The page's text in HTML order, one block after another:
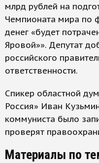
млрд рублей на
Чемпионата мира по
денег «будет
Яровой»». Депутат
российского
ответственности.
Спикер областной
Россия» Иван
коммуниста было
проверят
Материалы по